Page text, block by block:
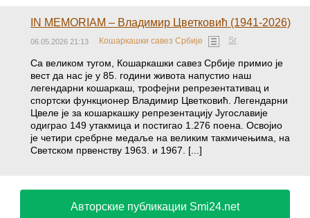
IN MEMORIAM – Владимир Цветковић (1941-2026)
06.05.2026 21:13 Кошаркашки савез Србије Sr
Са великoм тугом, Кошаркашки савез Србије примио је
вест да нас је у 85. години живота напустио наш
легендарни кошаркаш, трофејни репрезентативац и
спортски функционер Владимир Цветковић. Легендарни
Цвеле је за кошаркашку репрезентацију Југославије
одиграо 149 утакмица и постигао 1.276 поена. Освојио
је четири сребрне медаље на великим такмичењима, на
Светском првенству 1963. и 1967. [...]
Авторские публикации Smi24.net